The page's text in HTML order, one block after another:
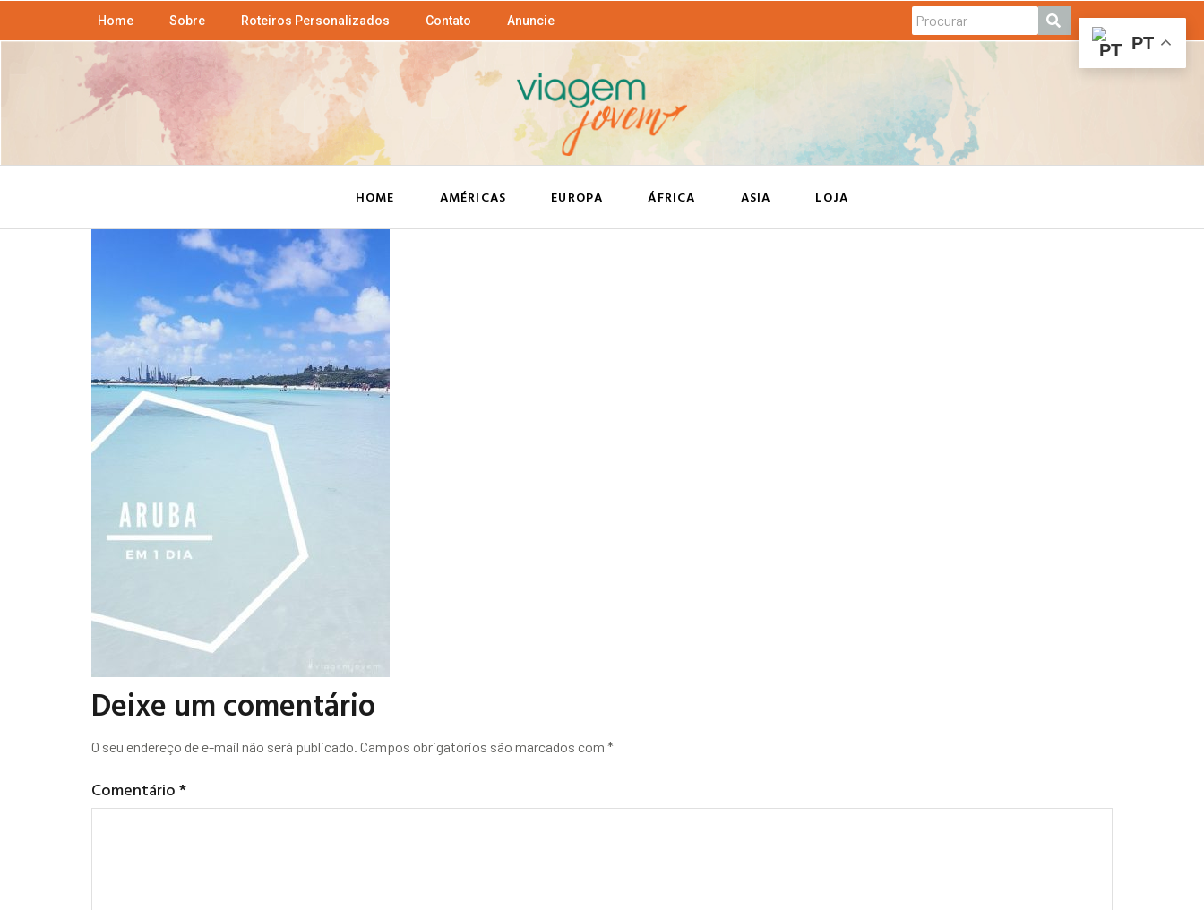
Home Sobre Roteiros Personalizados Contato Anuncie
HOME AMÉRICAS EUROPA ÁFRICA ASIA LOJA
Deixe um comentário
O seu endereço de e-mail não será publicado. Campos obrigatórios são marcados com *
Comentário*
PT